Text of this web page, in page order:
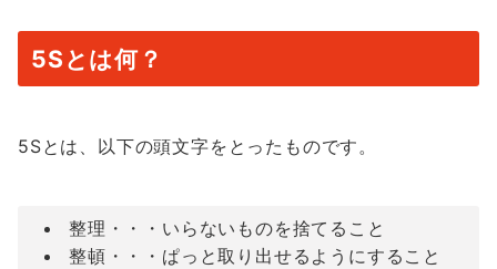
5Sとは何？
5Sとは、以下の頭文字をとったものです。
整理・・・いらないものを捨てること
整頓・・・ぱっと取り出せるようにすること